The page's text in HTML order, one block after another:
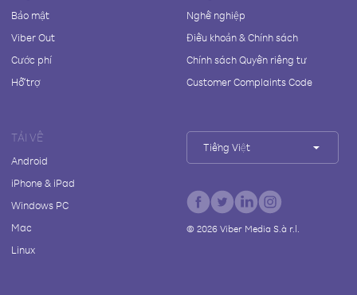
Bảo mật
Viber Out
Cước phí
Hỗ trợ
Nghề nghiệp
Điều khoản & Chính sách
Chính sách Quyền riêng tư
Customer Complaints Code
TẢI VỀ
Android
iPhone & iPad
Windows PC
Mac
Linux
Tiếng Việt
© 2026Viber Media S.à r.l.